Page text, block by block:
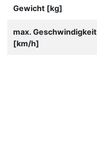
Gewicht [kg]
max. Geschwindigkeit
[km/h]